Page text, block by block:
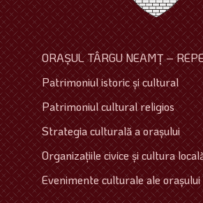
ORAŞUL TÂRGU NEAMŢ –
Patrimoniul istoric şi cultural
Patrimoniul cultural religios
Strategia culturală a oraşului
Organizaţiile civice şi cultura
Evenimente culturale ale